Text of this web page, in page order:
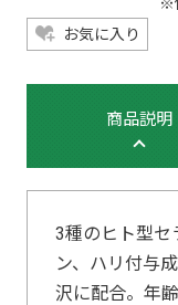
お気に入り
商品説明
3種のヒト型セ
ン、ハリ付与
沢に配合。年